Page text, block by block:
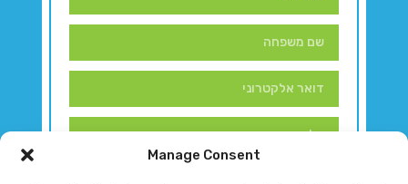
Manage Consent